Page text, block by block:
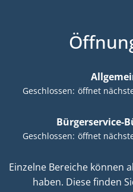
Klicken, um weitere
Geschlossen: öffnet
Bürgerservice-
Klicken, um weitere
Geschlossen: öffnet
Einzelne Bereiche können
haben. Diese finden